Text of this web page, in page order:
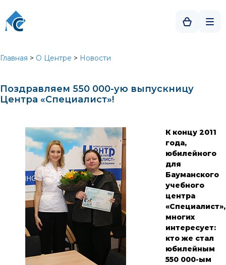
Главная > О Центре > Новости
Поздравляем 550 000-ую выпускницу
Центра «Специалист»!
К концу 2011
года,
юбилейного
для
Бауманского
учебного
центра
«Специалист»,
многих
интересует:
кто же стал
юбилейным
550 000-ым